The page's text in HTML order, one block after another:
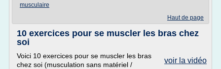
musculaire
Haut de page
10 exercices pour se muscler les bras chez
soi
voir la vidéo
Voici 10 exercices pour se muscler les bras
chez soi (musculation sans matériel /